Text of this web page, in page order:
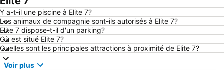
Loutra Oreas Elenis
Plateía Syntágmatos
Waterpark
Visite guidée d'Aegina
Alaloum
Karathona
Onion Festival of Agioi Theodori
Y a-t-il une piscine à Elite 7?
Les animaux de compagnie sont-ils autorisés à Elite 7?
Elite 7 dispose-t-il d'un parking?
Où est situé Elite 7?
Quelles sont les principales attractions à proximité de Elite 7?
Voir plus